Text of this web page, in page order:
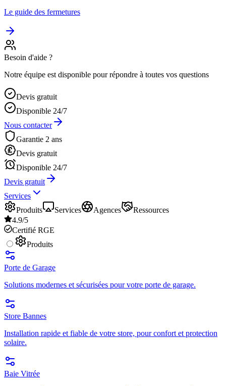
Le guide des fermetures
Besoin d'aide ?
Notre équipe est disponible pour répondre à toutes vos questions
Devis gratuit
Disponible 24/7
Nous contacter
Garantie 2 ans
Devis gratuit
Disponible 24/7
Devis gratuit
Services
Produits
Services Agences
Ressources
4.9/5
Certifié RGE
Produits
Porte de Garage
Solutions modernes et sécurisées pour votre porte de garage.
Store Bannes
Installation rapide et fiable de votre store, pour confort et protection
solaire.
Baie Vitrée